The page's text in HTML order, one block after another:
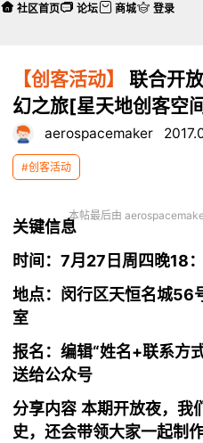
【创客活动】
联合开
幻之旅[星天地创客空
aerospacemaker
#创客活动
本帖最后由
关键信息
时间：7月27日周四晚18
地点： 闵行区天恒名城56
室
报名：编辑“姓名+联系方
送给公众号
分享内容 本期开放夜，我
史，还会带领大家一起制
社区首页 论坛 商城 登录